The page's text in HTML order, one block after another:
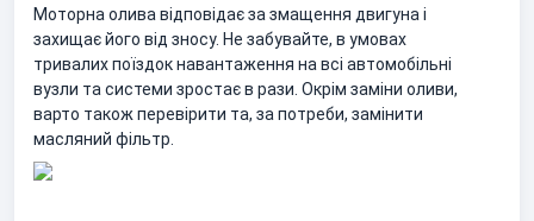
Моторна олива відповідає за змащення двигуна і
захищає його від зносу. Не забувайте, в умовах
тривалих поїздок навантаження на всі автомобільні
вузли та системи зростає в рази. Окрім заміни оливи,
варто також перевірити та, за потреби, замінити
масляний фільтр.